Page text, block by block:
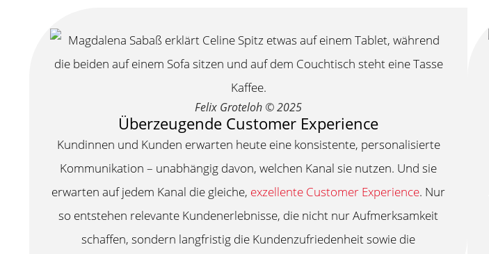
Felix Groteloh © 2025
Überzeugende Customer Experience
Kundinnen und Kunden erwarten heute eine konsistente, personalisierte
Kommunikation – unabhängig davon, welchen Kanal sie nutzen. Und sie
erwarten auf jedem Kanal die gleiche, exzellente Customer Experience. Nur
so entstehen relevante Kundenerlebnisse, die nicht nur Aufmerksamkeit
schaffen, sondern langfristig die Kundenzufriedenheit sowie die